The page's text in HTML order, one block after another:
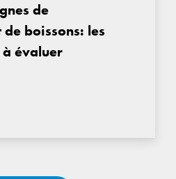
de
boissons: les
à évaluer